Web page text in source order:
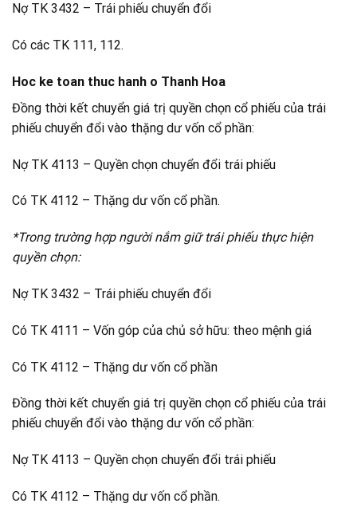
Nợ TK 3432 – Trái phiếu chuyển đổi
Có các TK 111, 112.
Hoc ke toan thuc hanh o Thanh Hoa
Đồng thời kết chuyển giá trị quyền chọn cổ phiếu của trái
phiếu chuyển đổi vào thặng dư vốn cổ phần:
Nợ TK 4113 – Quyền chọn chuyển đổi trái phiếu
Có TK 4112 – Thặng dư vốn cổ phần.
*Trong trường hợp người nắm giữ trái phiếu thực hiện
quyền chọn:
Nợ TK 3432 – Trái phiếu chuyển đổi
Có TK 4111 – Vốn góp của chủ sở hữu: theo mệnh giá
Có TK 4112 – Thặng dư vốn cổ phần
Đồng thời kết chuyển giá trị quyền chọn cổ phiếu của trái
phiếu chuyển đổi vào thặng dư vốn cổ phần:
Nợ TK 4113 – Quyền chọn chuyển đổi trái phiếu
Có TK 4112 – Thặng dư vốn cổ phần.